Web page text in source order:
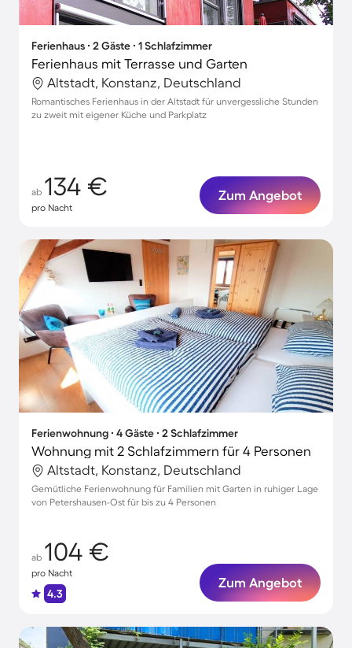
Ferienhaus ∙ 2 Gäste ∙ 1 Schlafzimmer
Ferienhaus mit Terrasse und Garten
Altstadt, Konstanz, Deutschland
Romantisches Ferienhaus in der Altstadt für unvergessliche Stunden
zu zweit mit eigener Küche und Parkplatz
ab 134 €
pro Nacht
Zum Angebot
Ferienwohnung ∙ 4 Gäste ∙ 2 Schlafzimmer
Wohnung mit 2 Schlafzimmern für 4 Personen
Altstadt, Konstanz, Deutschland
Gemütliche Ferienwohnung für Familien mit Garten in ruhiger Lage
von Petershausen-Ost für bis zu 4 Personen
ab 104 €
pro Nacht
4.3
Zum Angebot